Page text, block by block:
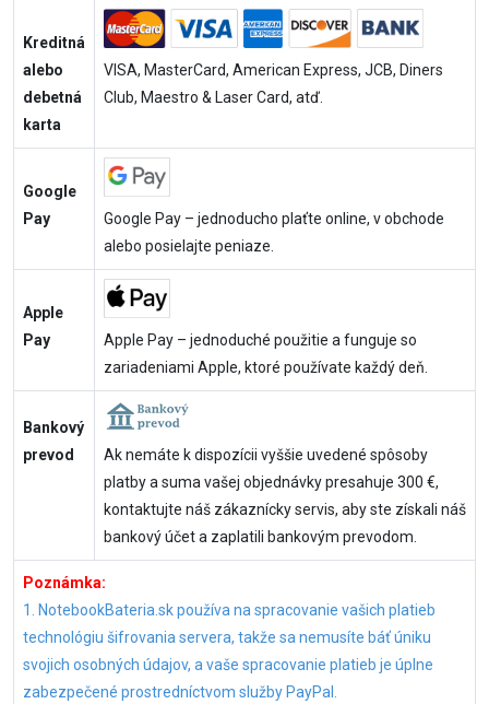
Kreditná
alebo
debetná
karta
VISA, MasterCard, American Express, JCB, Diners
Club, Maestro & Laser Card, atď.
Google
Pay
Google Pay – jednoducho plaťte online, v obchode
alebo posielajte peniaze.
Apple
Pay
Apple Pay – jednoduché použitie a funguje so
zariadeniami Apple, ktoré používate každý deň.
Bankový
prevod
Ak nemáte k dispozícii vyššie uvedené spôsoby
platby a suma vašej objednávky presahuje 300 €,
kontaktujte náš zákaznícky servis, aby ste získali náš
bankový účet a zaplatili bankovým prevodom.
Poznámka:
1. NotebookBateria.sk používa na spracovanie vašich platieb
technológiu šifrovania servera, takže sa nemusíte báť úniku
svojich osobných údajov, a vaše spracovanie platieb je úplne
zabezpečené prostredníctvom služby PayPal.